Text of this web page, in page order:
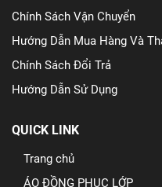
Chính Sách Vận Chuyển
Hướng Dẫn Mua Hàng Và
Chính Sách Đổi Trả
Hướng Dẫn Sử Dụng
QUICK LINK
Trang chủ
ÁO ĐỒNG PHỤC LỚP